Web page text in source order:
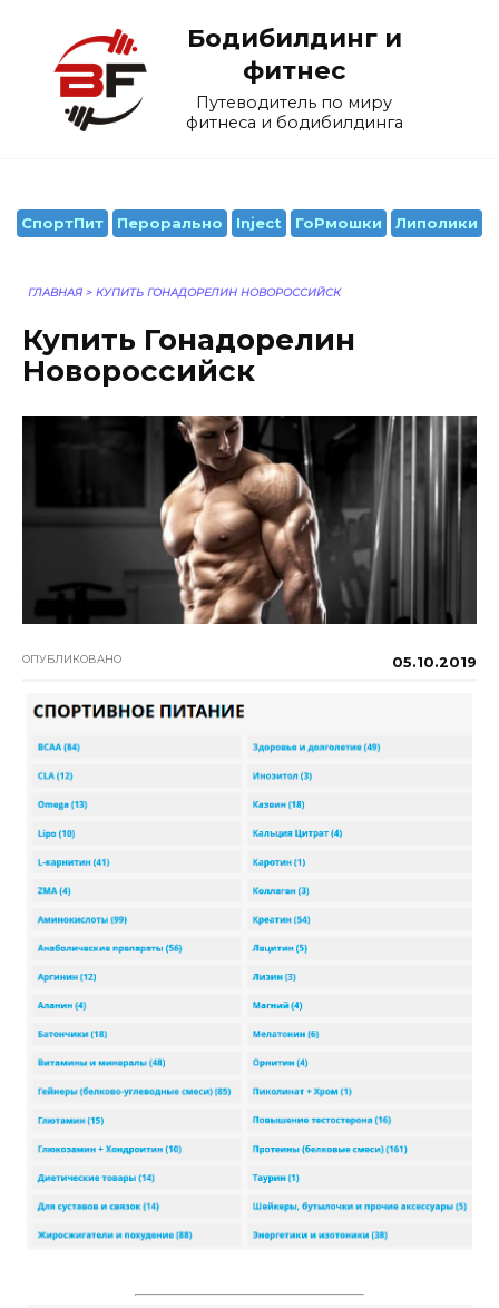
содержанию
Бодибилдинг и
фитнес
Путеводитель по миру
фитнеса и бодибилдинга
СпортПит Перорально Inject ГоРмошки Липолики
ГЛАВНАЯ > КУПИТЬ ГОНАДОРЕЛИН НОВОРОССИЙСК
Купить Гонадорелин
Новороссийск
ОПУБЛИКОВАНО 05.10.2019